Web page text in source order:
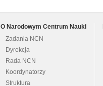
O Narodowym Centrum Nauki
Zadania NCN
Dyrekcja
Rada NCN
Koordynatorzy
Struktura